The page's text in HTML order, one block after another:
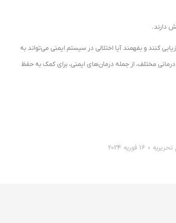
کنند و بفهمند آیا اختلالی در سیستم ایمنی می‌تواند به
مختلف، از جمله درمان‌های ایمنی، برای کمک به حفظ
تحریریه 16 فوریه 2024